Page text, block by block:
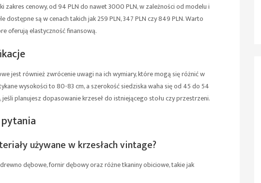
zakres cenowy, od 94 PLN do nawet 3000 PLN, w zależności od modelu i
dostępne są w cenach takich jak 259 PLN, 347 PLN czy 849 PLN. Warto
oferują elastyczność finansową.
jest również zwrócenie uwagi na ich wymiary, które mogą się różnić w
wysokości to 80-83 cm, a szerokość siedziska waha się od 45 do 54
planujesz dopasowanie krzeseł do istniejącego stołu czy przestrzeni.
używane w krzesłach vintage?
dębowe, fornir dębowy oraz różne tkaniny obiciowe, takie jak